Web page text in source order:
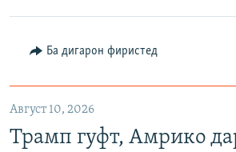
Ба дигарон фиристед
Август 10, 2026
Трамп гуфт, Амрико